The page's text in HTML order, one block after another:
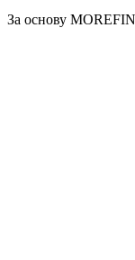
За основу